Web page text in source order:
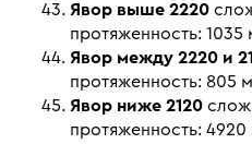
Явор выше 2220
протяженность:
Явор между 2220 и
протяженность: 805
Явор ниже 2120
протяженность: